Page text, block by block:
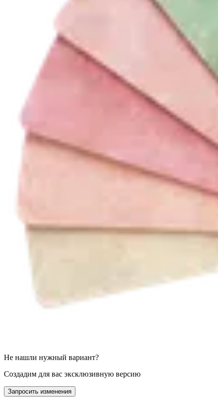
Не нашли нужный вариант?
Создадим для вас эксклюзивную версию
Запросить изменения